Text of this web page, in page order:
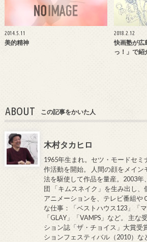
2014.5.11
美的精神
2018.2.12
快画塾が広
っ！」で紹
ABOUT この記事をかいた人
木村タカヒロ
1965年生まれ。セツ・モードセ
作活動を開始。 人間の顔をメイン
法を駆使して作品を量産。2003
団 「キムスネイク」を生み出し
アニメーションを、テレビ番組や
な仕事：「ベストハウス123」「
「GLAY」「VAMPS」など。 主
ション誌「ザ・チョイス」大賞受
ションフェスティバル（2010）な